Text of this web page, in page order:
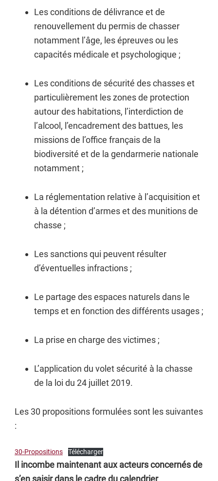
Les conditions de délivrance et de
renouvellement du permis de chasser
notamment l’âge, les épreuves ou les
capacités médicale et psychologique ;
Les conditions de sécurité des chasses et
particulièrement les zones de protection
autour des habitations, l’interdiction de
l’alcool, l’encadrement des battues, les
missions de l’office français de la
biodiversité et de la gendarmerie nationale
notamment ;
La réglementation relative à l’acquisition et
à la détention d’armes et des munitions de
chasse ;
Les sanctions qui peuvent résulter
d’éventuelles infractions ;
Le partage des espaces naturels dans le
temps et en fonction des différents usages ;
La prise en charge des victimes ;
L’application du volet sécurité à la chasse
de la loi du 24 juillet 2019.
Les 30 propositions formulées sont les suivantes
:
30-Propositions Télécharger
Il incombe maintenant aux acteurs concernés de
s’en saisirdans le cadre du calendrier